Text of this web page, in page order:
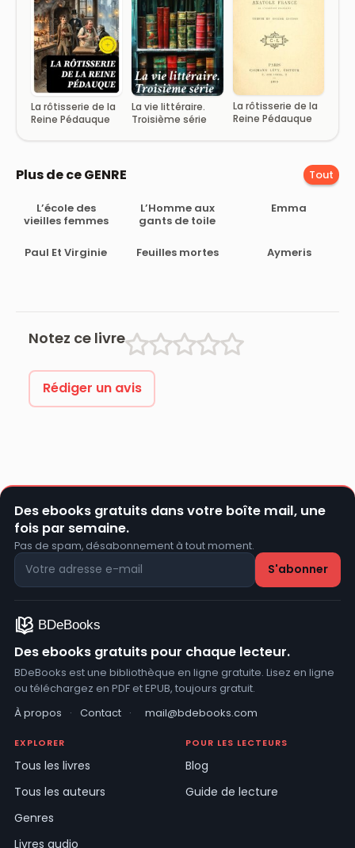
La rôtisserie de la
Reine Pédauque
La vie littéraire.
Troisième série
La rôtisserie de la
Reine Pédauque
Plus de ce GENRE Tout
L’école des
vieilles femmes
L’Homme aux
gants de toile
Emma
Paul Et Virginie Feuilles mortes Aymeris
Notez ce livre
Rédiger un avis
Des ebooks gratuits dans votre boîte mail, une
fois par semaine.
Pas de spam, désabonnement à tout moment.
Des ebooks gratuits pour chaque lecteur.
BDeBooks est une bibliothèque en ligne gratuite. Lisez en ligne
ou téléchargez en PDF et EPUB, toujours gratuit.
À propos
· Contact · mail@bdebooks.com
EXPLORER
Tous les livres
Tous les auteurs
Genres
Livres audio
POUR LES LECTEURS
Blog
Guide de lecture